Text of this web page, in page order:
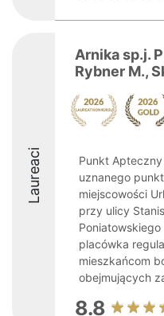
Laureaci
Arnika sp.j.
Rybner M.,
Punkt Apteczny
uznanego
miejscowości
przy ulicy
placówka
mieszkańcom
obejmujących
8.8